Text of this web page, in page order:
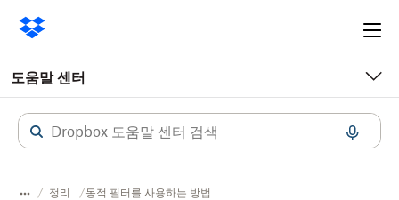
도움말 센터
정리 동적 필터를 사용하는 방법